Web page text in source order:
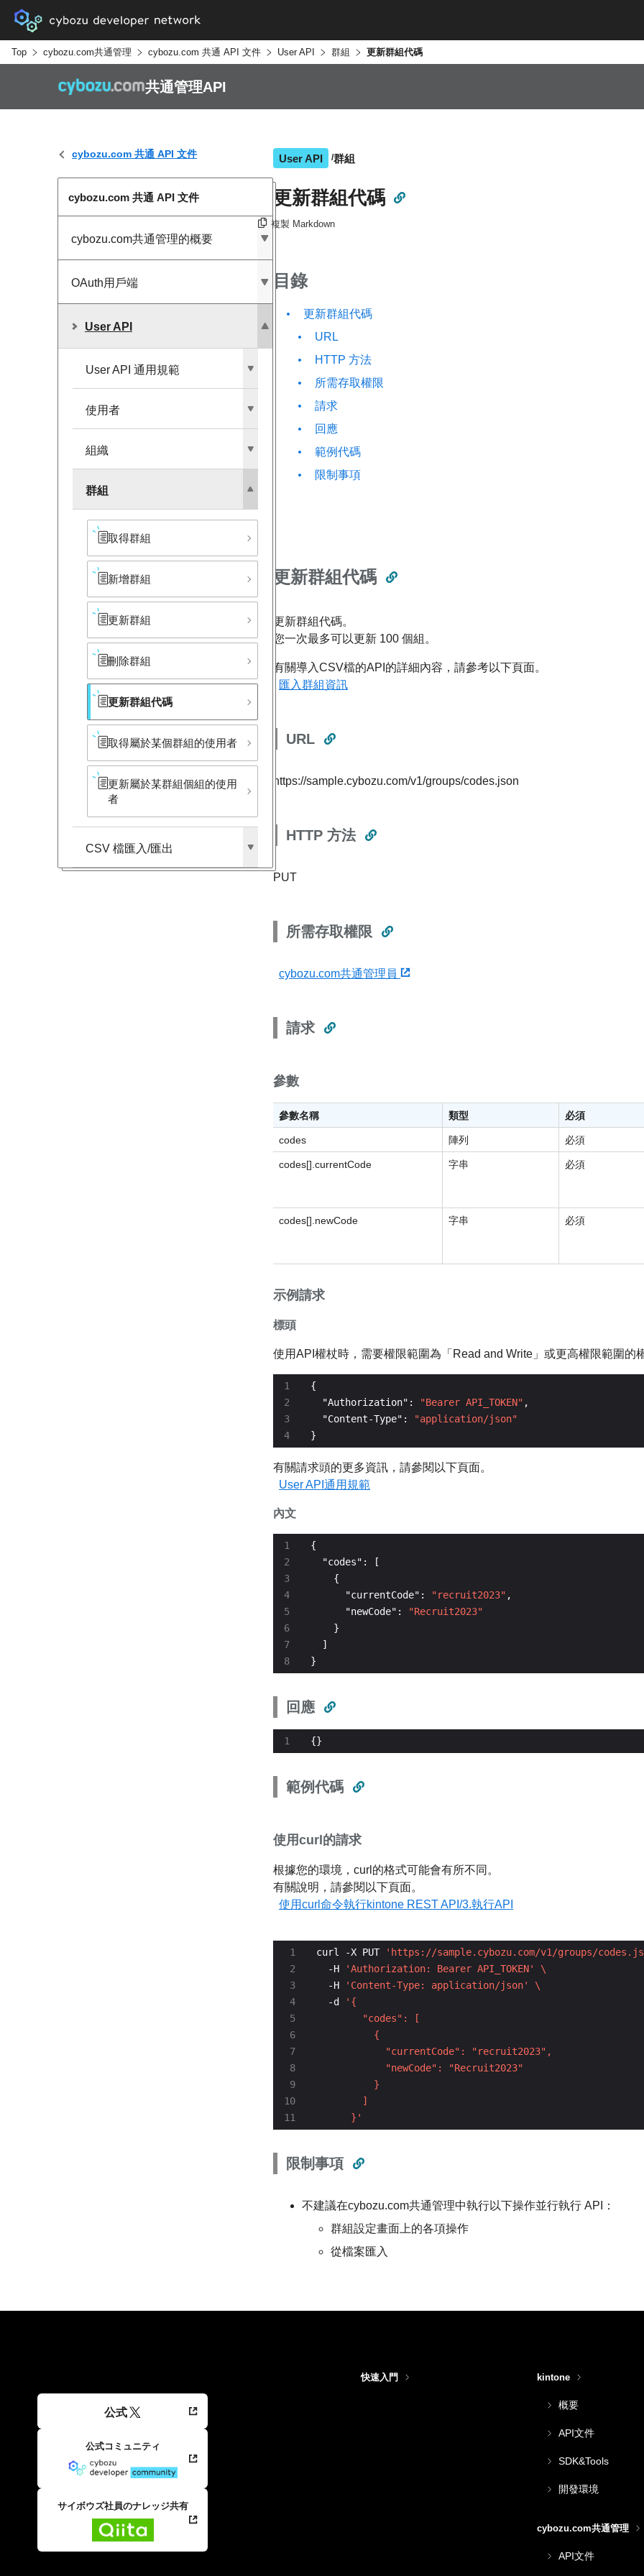
Top cybozu.com共通管理 cybozu.com 共通 API 文件 User API 群組 更新群組代碼
共通管理API
cybozu.com 共通 API 文件
cybozu.com 共通 API 文件
cybozu.com共通管理的概要
OAuth用戶端
User API
User API 通用規範
使用者
組織
群組
取得群組
新增群組
更新群組
刪除群組
更新群組代碼
取得屬於某個群組的使用者
更新屬於某群組個組的使用
者
CSV 檔匯入/匯出
User API 群組
更新群組代碼
複製 Markdown
目錄
更新群組代碼
URL
HTTP 方法
所需存取權限
請求
回應
範例代碼
限制事項
更新群組代碼
更新群組代碼。
您一次最多可以更新 100 個組。
有關導入CSV檔的API的詳細內容，請參考以下頁面。
匯入群組資訊
URL
https://sample.cybozu.com/v1/groups/codes.json
HTTP 方法
PUT
所需存取權限
cybozu.com共通管理員
請求
參數
參數名稱 類型 必須
codes 陣列 必須
codes[].currentCode 字串 必須
codes[].newCode 字串 必須
示例請求
標頭
使用API權杖時，需要權限範圍為「Read and Write」或更高權限範圍的
1
3
4
  "Authorization":
"Bearer API_TOKEN"
  "Content-Type":
"application/json"
}
有關請求頭的更多資訊，請參閱以下頁面。
User API通用規範
內文
1
3
4
5
6
7
8
      "currentCode":
"recruit2023"
      "newCode":
"Recruit2023"
}
回應
1 {}
範例代碼
使用curl的請求
根據您的環境，curl的格式可能會有所不同。
有關說明，請參閱以下頁面。
使用curl命令執行kintone REST API/3.執行API
1
3
4
5
6
7
8
9
10
11
curl -X PUT
'https://sample.cybozu.com/v1/groups/
  -H
'Authorization: Bearer API_TOKEN'
  -H
'Content-Type: application/json'
  -d
      }'
限制事項
不建議在cybozu.com共通管理中執行以下操作並行執行 API：
群組設定畫面上的各項操作
從檔案匯入
公式
公式コミュニティ
サイボウズ社員のナレッジ共有
快速入門 kintone
概要
API文件
SDK&Tools
開發環境
cybozu.com共通管理
API文件